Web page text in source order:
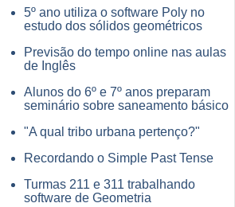
5º ano utiliza o software Poly no
estudo dos sólidos geométricos
Previsão do tempo online nas aulas
de Inglês
Alunos do 6º e 7º anos preparam
seminário sobre saneamento básico
"A qual tribo urbana pertenço?"
Recordando o Simple Past Tense
Turmas 211 e 311 trabalhando
software de Geometria